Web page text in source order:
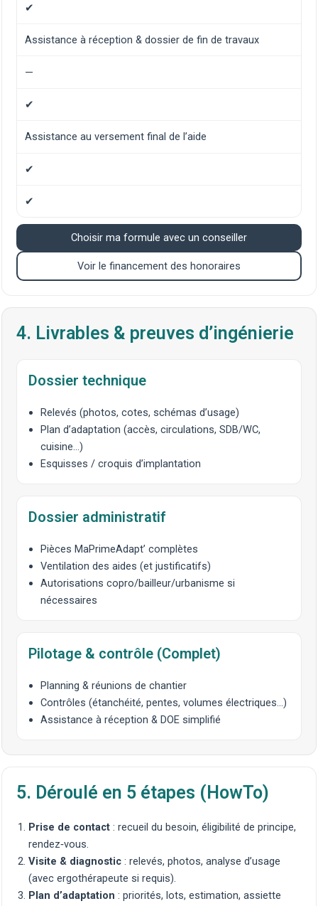
✔
Assistance à réception & dossier de fin de travaux
—
✔
Assistance au versement final de l’aide
✔
✔
Choisir ma formule avec un conseiller
Voir le financement des honoraires
4. Livrables & preuves d’ingénierie
Dossier technique
Relevés (photos, cotes, schémas d’usage)
Plan d’adaptation (accès, circulations, SDB/WC,
cuisine…)
Esquisses / croquis d’implantation
Dossier administratif
Pièces MaPrimeAdapt’ complètes
Ventilation des aides (et justificatifs)
Autorisations copro/bailleur/urbanisme si
nécessaires
Pilotage & contrôle (Complet)
Planning & réunions de chantier
Contrôles (étanchéité, pentes, volumes électriques…)
Assistance à réception & DOE simplifié
5. Déroulé en 5 étapes (HowTo)
Prise de contact : recueil du besoin, éligibilité de principe,
rendez‑vous.
Visite & diagnostic : relevés, photos, analyse d’usage
(avecergothérapeute si requis).
Plan d’adaptation : priorités, lots, estimation, assiette